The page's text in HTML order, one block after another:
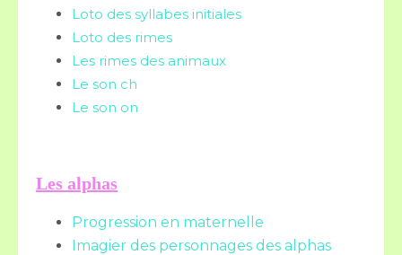
Loto des syllabes initiales
Loto des rimes
Les rimes des animaux
Le son ch
Le son on
Les alphas
Progression en maternelle
Imagier des personnages des alphas